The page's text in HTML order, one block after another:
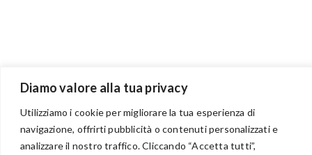
Diamo valore alla tua privacy
Utilizziamo i cookie per migliorare la tua esperienza di
navigazione, offrirti pubblicità o contenuti personalizzati e
analizzare il nostro traffico. Cliccando “Accetta tutti”,
BENVENUTI NEL PORTALE RIVENDITORI